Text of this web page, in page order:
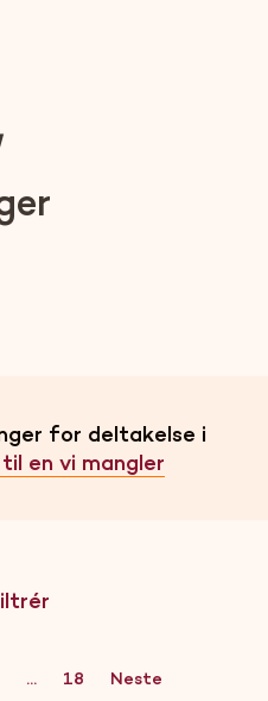
for deltakelse i
en vi mangler
... 18 Neste